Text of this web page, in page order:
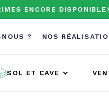
ENCORE
? NOS
SOL ET CAVE